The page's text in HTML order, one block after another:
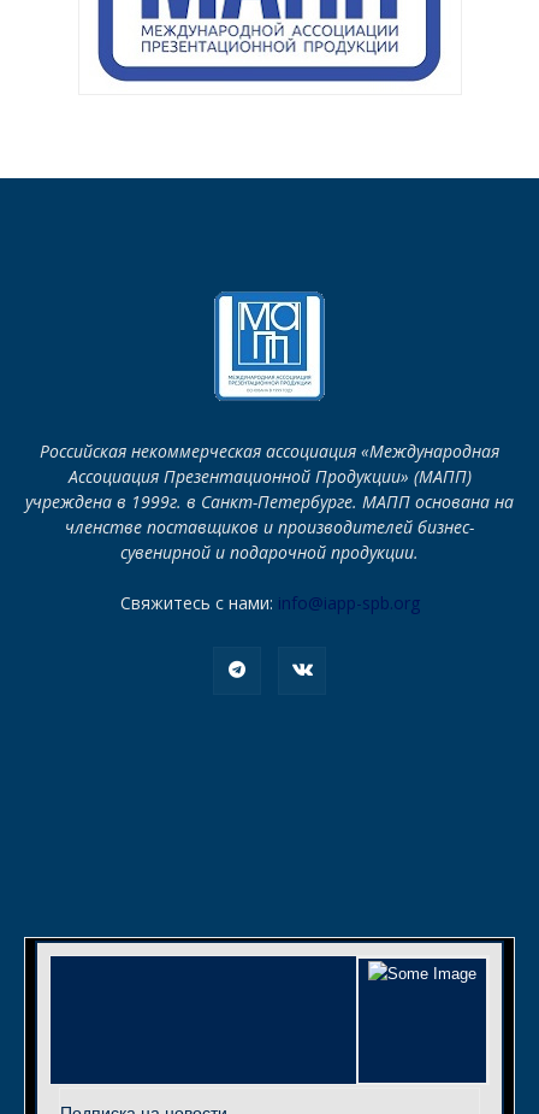
Российская некоммерческая ассоциация «Международная
Ассоциация Презентационной Продукции» (МАПП)
учреждена в 1999г. в Санкт-Петербурге. МАПП основана на
членстве поставщиков и производителей бизнес-
сувенирной и подарочной продукции.
Свяжитесь с нами: info@iapp-spb.org